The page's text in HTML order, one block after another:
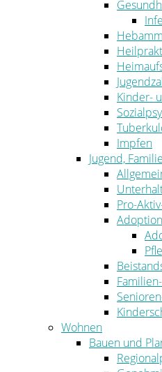
Kinder-
Impfen
Jugend,
Pro-
Wohnen
Bauen und